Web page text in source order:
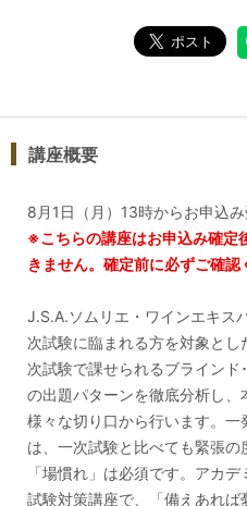
講座概要
8月1日（月）13時からお申込
※こちらの講座はお申込み確定
きません。確定前に必ずご確認
J.S.A.ソムリエ・ワインエキス
次試験に臨まれる方を対象と
次試験で課せられるブライン
の出題パターンを徹底分析し
様々な切り口から行います。
は、一次試験と比べても緊張
「場慣れ」は必須です。アカ
試験対策講座で、「備えあれば